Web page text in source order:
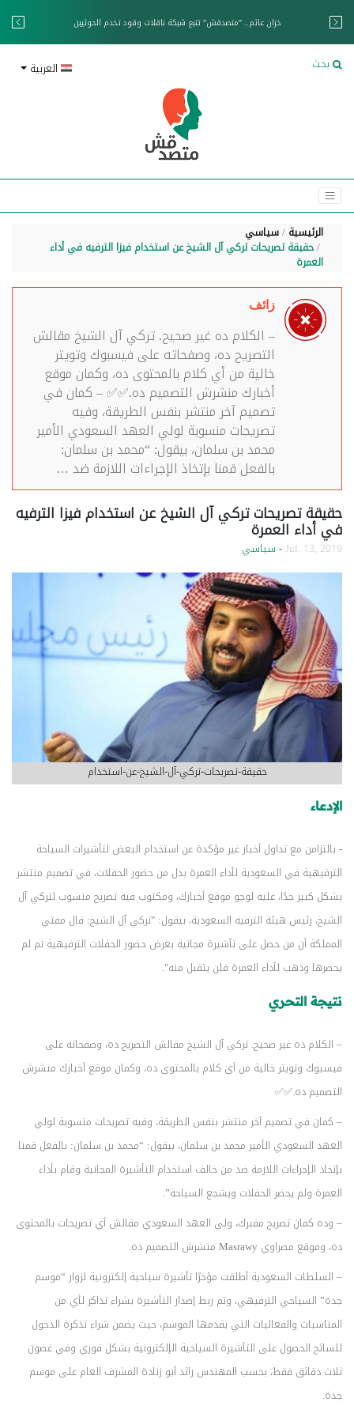
خزان عائم.. "متصدقش" تتبع شبكة ناقلات وقود تخدم الحوثيين
بحث العربية
الرئيسية سياسي
حقيقة تصريحات تركي آل الشيخ عن استخدام فيزا الترفيه في أداء
العمرة
زائف
– الكلام ده غير صحيح. تركي آل الشيخ مقالش
التصريح ده، وصفحاته على فيسبوك وتويتر
خالية من أي كلام بالمحتوى ده، وكمان موقع
أخبارك منشرش التصميم ده.✅✅ – كمان في
تصميم آخر منتشر بنفس الطريقة، وفيه
تصريحات منسوبة لولي العهد السعودي الأمير
محمد بن سلمان، بيقول: “محمد بن سلمان:
بالفعل قمنا بإتخاذ الإجراءات اللازمة ضد …
حقيقة تصريحات تركي آل الشيخ عن استخدام فيزا الترفيه
في أداء العمرة
Jul. 13, 2019- سياسي
حقيقة-تصريحات-تركي-آل-الشيخ-عن-استخدام
الإدعاء
- بالتزامن مع تداول أخبار غير مؤكدة عن استخدام البعض لتأشيرات السياحة
الترفيهية في السعودية لأداء العمرة بدل من حضور الحفلات، في تصميم منتشر
بشكل كبير جدًا، عليه لوجو موقع أخبارك، ومكتوب فيه تصريح منسوب لتركي آل
الشيخ، رئيس هيئة الترفيه السعودية، بيقول: "تركي آل الشيخ: قال مفتي
المملكة أن من حصل على تأشيرة مجانية بغرض حضور الحفلات الترفيهية ثم لم
يحضرها وذهب لآداء العمرة فلن يتقبل منه".
نتيجة التحري
– الكلام ده غير صحيح. تركي آل الشيخ مقالش التصريح ده، وصفحاته على
فيسبوك وتويتر خالية من أي كلام بالمحتوى ده، وكمان موقع أخبارك منشرش
التصميم ده.✅✅
– كمان في تصميم آخر منتشر بنفس الطريقة، وفيه تصريحات منسوبة لولي
العهد السعودي الأمير محمد بن سلمان، بيقول: “محمد بن سلمان: بالفعل قمنا
بإتخاذ الإجراءات اللازمة ضد من خالف استخدام التأشيرة المجانية وقام بأداء
العمرة ولم يحضر الحفلات ويشجع السياحة”.
– وده كمان تصريح مفبرك، ولي العهد السعودي مقالش أي تصريحات بالمحتوى
ده، وموقع مصراوي Masrawy منشرش التصميم ده.
– السلطات السعودية أطلقت مؤخرًا تأشيرة سياحية إلكترونية لزوار “موسم
جدة” السياحي الترفيهي، وتم ربط إصدار التأشيرة بشراء تذاكر لأي من
المناسبات والفعاليات التي يقدمها الموسم، حيث يضمن شراء تذكرة الدخول
للسائح الحصول على التأشيرة السياحية الإلكترونية بشكل فوري وفي غضون
ثلاث دقائق فقط، بحسب المهندس رائد أبو زنادة المشرف العام على موسم
جدة.